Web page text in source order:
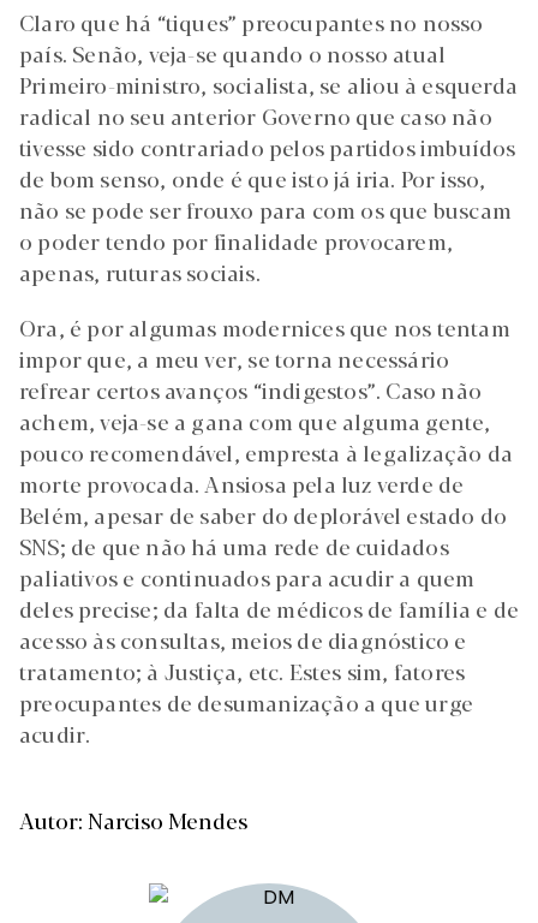
Claro que há “tiques” preocupantes no nosso
país. Senão, veja-se quando o nosso atual
Primeiro-ministro, socialista, se aliou à esquerda
radical no seu anterior Governo que caso não
tivesse sido contrariado pelos partidos imbuídos
de bom senso, onde é que isto já iria. Por isso,
não se pode ser frouxo para com os que buscam
o poder tendo por finalidade provocarem,
apenas, ruturas sociais.
Ora, é por algumas modernices que nos tentam
impor que, a meu ver, se torna necessário
refrear certos avanços “indigestos”. Caso não
achem, veja-se a gana com que alguma gente,
pouco recomendável, empresta à legalização da
morte provocada. Ansiosa pela luz verde de
Belém, apesar de saber do deplorável estado do
SNS; de que não há uma rede de cuidados
paliativos e continuados para acudir a quem
deles precise; da falta de médicos de família e de
acesso às consultas, meios de diagnóstico e
tratamento; à Justiça, etc. Estes sim, fatores
preocupantes de desumanização a que urge
acudir.
Autor: Narciso Mendes